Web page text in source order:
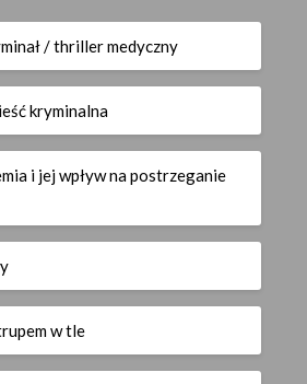
/ thriller medyczny
kryminalna
i jej wpływ na postrzeganie
w tle